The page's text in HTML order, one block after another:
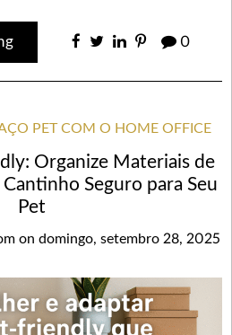
0
PET COM O HOME OFFICE
Organize Materiais de
Seguro para Seu
Pet
on domingo, setembro 28, 2025